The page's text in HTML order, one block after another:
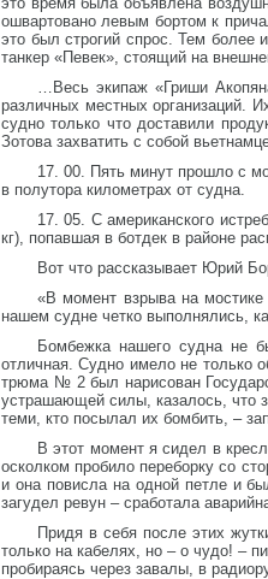
ошвартовано левым бортом к
это был строгий спрос. Тем
танкер «Певек», стоящий на
…Весь экипаж «Гриши
различных местных организаций.
судно только что доставили
Зотова захватить с собой
17. 00. Пять минут прошло с
в полутора километрах от судна.
17. 05. С американского
кг), попавшая в ботдек в районе
Вот что рассказывает Юрий
«В момент взрыва на мостике
нашем судне четко выполнялись,
Бомбежка нашего судна не
отличная. Судно имело не только
трюма № 2 был нарисован
устрашающей силы, казалось, что
теми, кто посылал их бомбить, –
В этот момент я сидел в
осколком пробило переборку со
и она повисла на одной петле и
загудел ревун – сработала
Придя в себя после этих
только на кабелях, но – о чудо! –
пробираясь через завалы, в